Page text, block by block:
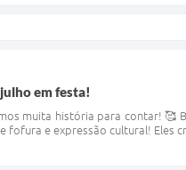
em festa!
muita história para contar! 🥰
e expressão cultural! Eles